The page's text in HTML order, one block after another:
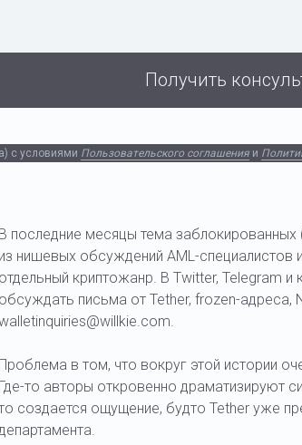
с условиями Пользовательского соглашения и
Получить
В последние месяцы тема
из нишевых обсуждений AML-специалистов
отдельный криптожанр. В Twitter, Telegram
обсуждать письма от Tether, frozen-адреса,
Проблема в том, что вокруг этой истории
Где-то авторы откровенно драматизируют
создается ощущение, будто Tether уже